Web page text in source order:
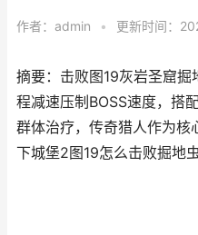
作者： admin • 更新时间：
摘要：击败图19灰岩圣窟
程减速压制BOSS速度，搭
群体治疗，传奇猎人作为核
下城堡2图19怎么击败掘地